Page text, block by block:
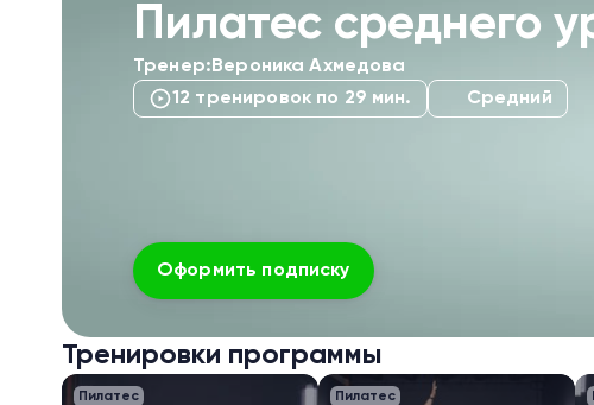
Пилатес среднего
Тренер: Вероника Ахмедова
12 тренировок по 29 мин.
Средний
Оформить подписку
Тренировки программы
Пилатес Пилатес